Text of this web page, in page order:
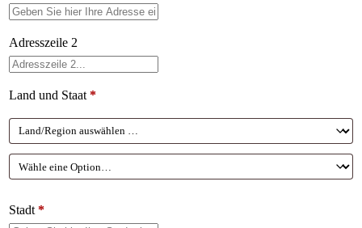
Adresszeile 2
Land und Staat *
Stadt *